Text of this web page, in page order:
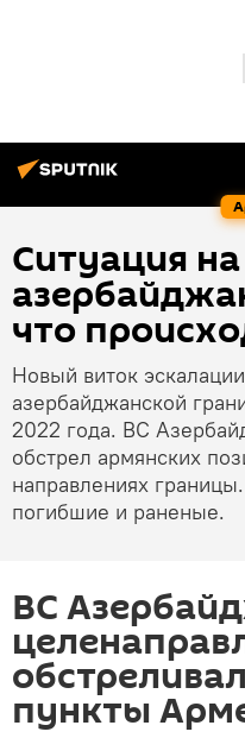
Ситуация
что
Новый виток
азербайджанской
2022 года. ВС
обстрел армянских
направлениях
погибшие и раненые.
ВС
пункты